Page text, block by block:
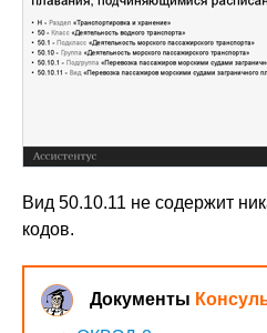
Вид 50.10.11 не содержит
кодов.
Документы